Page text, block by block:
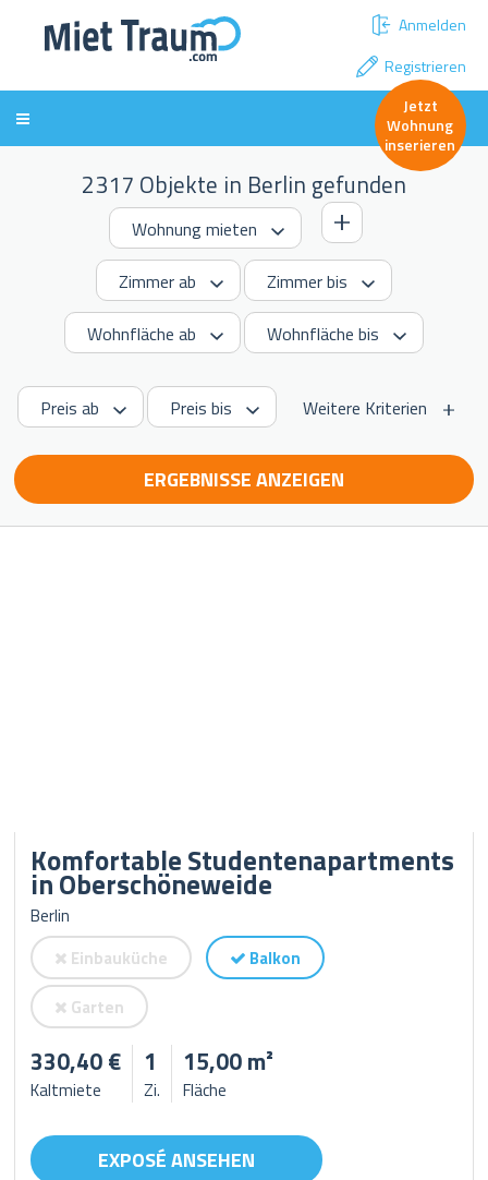
Anmelden
Registrieren
Jetzt
Wohnung
inserieren
2317 Objekte in Berlin gefunden
Weitere Kriterien
ERGEBNISSE ANZEIGEN
Komfortable Studentenapartments
in Oberschöneweide
Berlin
Einbauküche
Balkon
Garten
330,40 €
Kaltmiete
1
Zi.
15,00 m²
Fläche
EXPOSÉ ANSEHEN